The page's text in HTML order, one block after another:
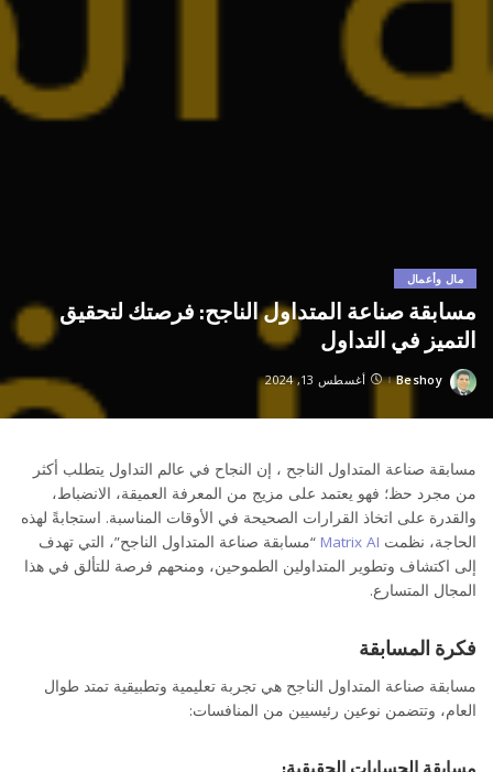
مال وأعمال
مسابقة صناعة المتداول الناجح: فرصتك لتحقيق
التميز في التداول
Posted
Beshoy أغسطس 13, 2024
مسابقة صناعة المتداول الناجح ، إن النجاح في عالم التداول يتطلب أكثر
من مجرد حظ؛ فهو يعتمد على مزيج من المعرفة العميقة، الانضباط،
والقدرة على اتخاذ القرارات الصحيحة في الأوقات المناسبة. استجابةً لهذه
الحاجة، نظمت Matrix AI “مسابقة صناعة المتداول الناجح”، التي تهدف
إلى اكتشاف وتطوير المتداولين الطموحين، ومنحهم فرصة للتألق في هذا
المجال المتسارع.
فكرة المسابقة
مسابقة صناعة المتداول الناجح هي تجربة تعليمية وتطبيقية تمتد طوال
العام، وتتضمن نوعين رئيسيين من المنافسات: